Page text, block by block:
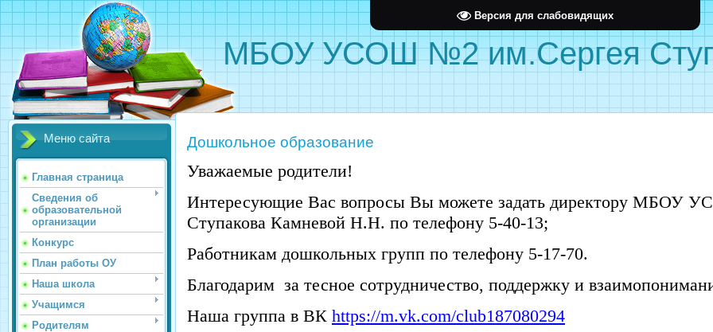
Версия для слабовидящих
МБОУ УСОШ №2 им.Сергея
Меню сайта
Главная страница
Сведения об
образовательной
организации
Конкурс
План работы ОУ
Наша школа
Учащимся
Родителям
Дошкольное образование
Уважаемые родители!
Интересующие Вас вопросы Вы можете задать директору МБОУ
Ступакова Камневой Н.Н. по телефону 5-40-13;
Работникам дошкольных групп по телефону 5-17-70.
Благодарим за тесное сотрудничество, поддержку и
Наша группа в ВК https://m.vk.com/club187080294